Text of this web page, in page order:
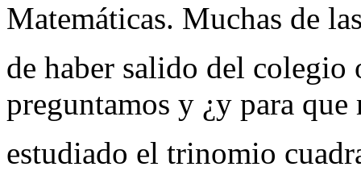
Matemáticas. Muchas de
de haber salido del
preguntamos y ¿y para
estudiado el trinomio